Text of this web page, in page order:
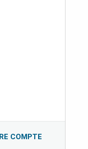
COMPTE